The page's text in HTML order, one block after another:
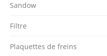
Sandow
Filtre
Plaquettes de freins